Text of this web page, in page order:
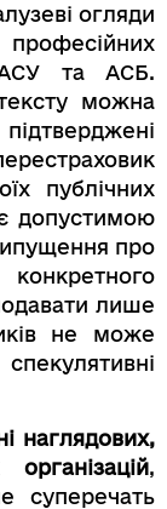
огляди
та АСБ.
можна
публічних
допустимою
про
лише
не може
наглядових,
,
суперечать